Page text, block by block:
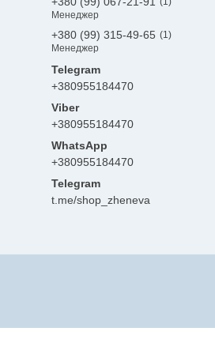
Менеджер
+380 (99) 315-49-65
1
Менеджер
+380955184470
+380955184470
+380955184470
Telegram
t.me/shop_zheneva